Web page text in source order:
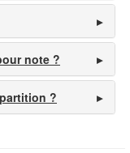
note ?
?